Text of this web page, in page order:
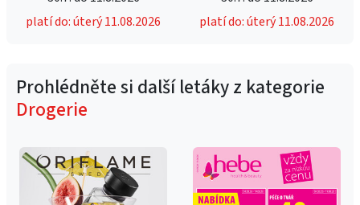
platí do: úterý 11.08.2026
platí do: úterý 11.08.2026
Prohlédněte si další letáky z kategorie
Drogerie